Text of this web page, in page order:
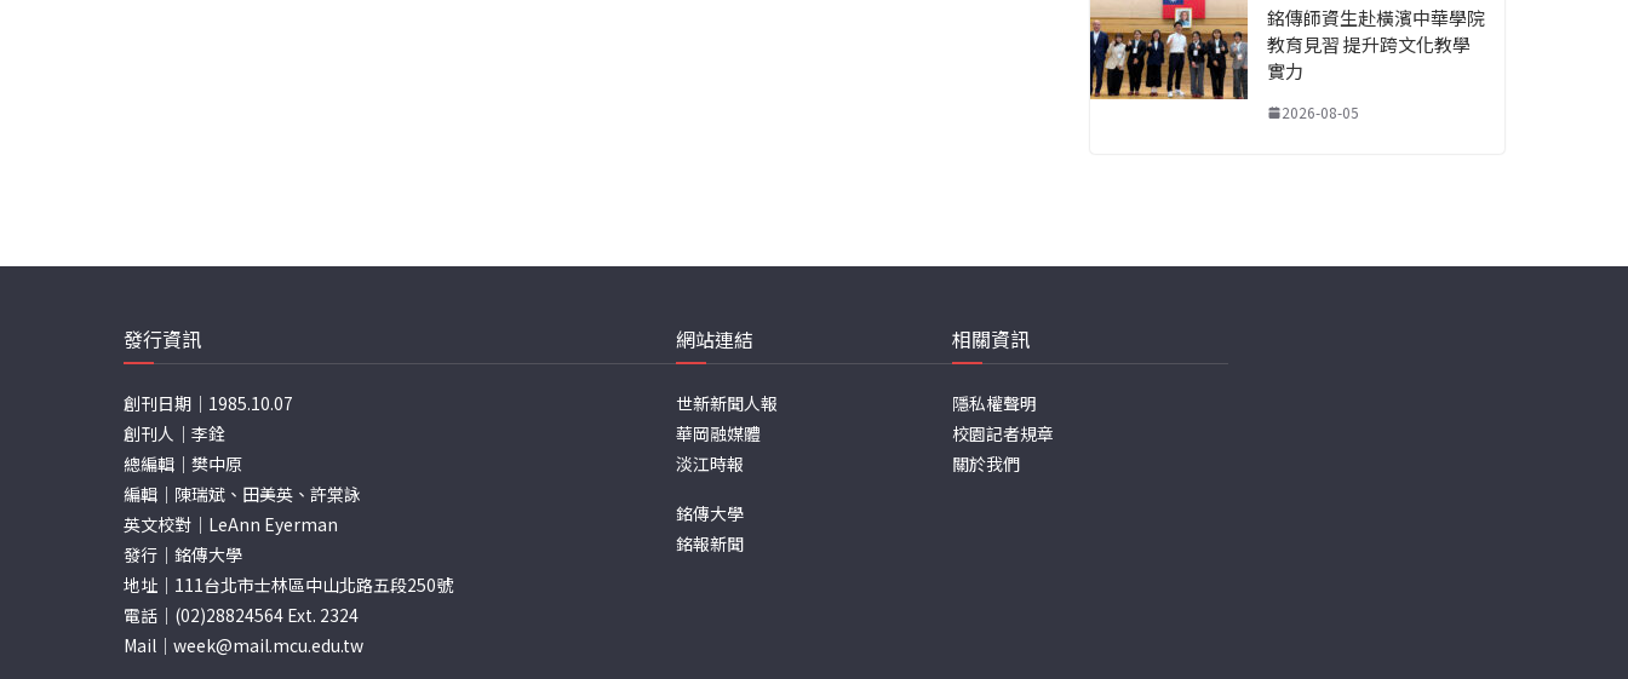
銘傳師資生赴橫濱中華學院
教育見習 提升跨文化教學
實力
2026-08-05
發行資訊
創刊日期｜1985.10.07
創刊人｜李銓
總編輯｜樊中原
編輯｜陳瑞斌、田美英、許棠詠
英文校對｜LeAnn Eyerman
發行｜銘傳大學
地址｜111台北市士林區中山北路五段250號
電話｜(02)28824564 Ext. 2324
Mail｜ week@mail.mcu.edu.tw
網站連結
世新新聞人報
華岡融媒體
淡江時報
銘傳大學
銘報新聞
相關資訊
隱私權聲明
校園記者規章
關於我們